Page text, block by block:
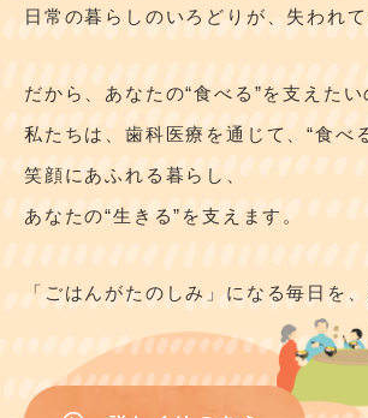
日常の暮らしのいろどりが、失われて
だから、あなたの“食べる”を支えたい
私たちは、歯科医療を通じて、“食べ
笑顔にあふれる暮らし、
あなたの“生きる”を支えます。
「ごはんがたのしみ」になる毎日を、